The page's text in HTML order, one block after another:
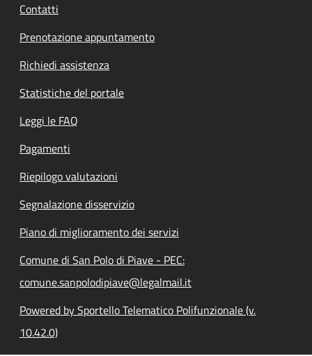
Contatti
Prenotazione appuntamento
Richiedi assistenza
Statistiche del portale
Leggi le FAQ
Pagamenti
Riepilogo valutazioni
Segnalazione disservizio
Piano di miglioramento dei servizi
Comune di San Polo di Piave - PEC:
comune.sanpolodipiave@legalmail.it
Powered by Sportello Telematico Polifunzionale (v.
10.42.0)